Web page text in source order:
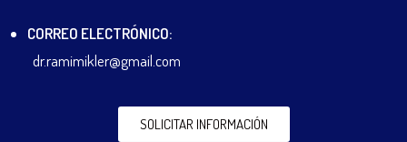
CORREO ELECTRÓNICO:
dr.ramimikler@gmail.com
SOLICITAR INFORMACIÓN